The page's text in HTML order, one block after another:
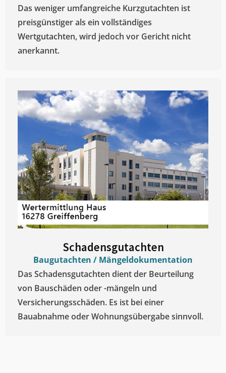
Das weniger umfangreiche Kurzgutachten ist
preisgünstiger als ein vollständiges
Wertgutachten, wird jedoch vor Gericht nicht
anerkannt.
Schadensgutachten
Baugutachten / Mängeldokumentation
Das Schadensgutachten dient der Beurteilung
von Bauschäden oder -mängeln und
Versicherungsschäden. Es ist bei einer
Bauabnahme oder Wohnungsübergabe sinnvoll.